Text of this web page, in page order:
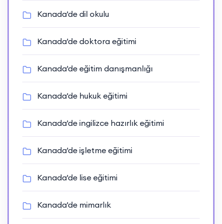
Kanada'de dil okulu
Kanada'de doktora eğitimi
Kanada'de eğitim danışmanlığı
Kanada'de hukuk eğitimi
Kanada'de ingilizce hazırlık eğitimi
Kanada'de işletme eğitimi
Kanada'de lise eğitimi
Kanada'de mimarlık